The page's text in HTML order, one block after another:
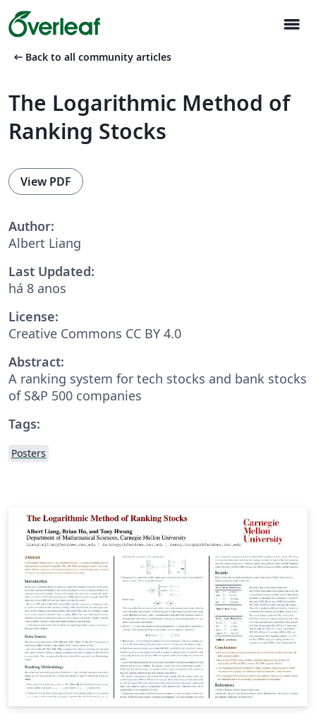
menu
arrow_left_alt Back to all community articles
The Logarithmic Method of
Ranking Stocks
View PDF
Author:
Albert Liang
Last Updated:
há 8 anos
License:
Creative Commons CC BY 4.0
Abstract:
A ranking system for tech stocks and bank stocks
of S&P 500 companies
Tags:
Posters